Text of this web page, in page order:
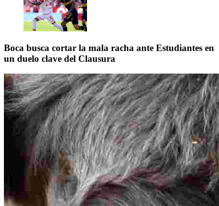
Boca busca cortar la mala racha ante Estudiantes en
un duelo clave del Clausura